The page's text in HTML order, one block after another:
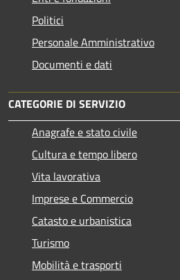
Politici
Personale Amministrativo
Documenti e dati
CATEGORIE DI SERVIZIO
Anagrafe e stato civile
Cultura e tempo libero
Vita lavorativa
Imprese e Commercio
Catasto e urbanistica
Turismo
Mobilità e trasporti